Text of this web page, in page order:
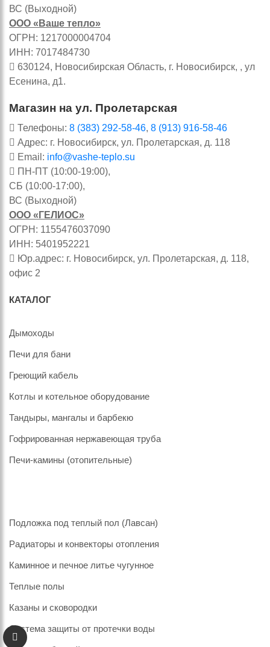
ВС (Выходной)
ООО «Ваше тепло»
ОГРН: 1217000004704
ИНН: 7017484730
630124, Новосибирская Область, г. Новосибирск, , ул
Есенина, д1.
Магазин на ул. Пролетарская
Телефоны: 8 (383) 292-58-46, 8 (913) 916-58-46
Адрес: г. Новосибирск, ул. Пролетарская, д. 118
Email: info@vashe-teplo.su
ПН-ПТ (10:00-19:00),
СБ (10:00-17:00),
ВС (Выходной)
ООО «ГЕЛИОС»
ОГРН: 1155476037090
ИНН: 5401952221
Юр.адрес: г. Новосибирск, ул. Пролетарская, д. 118,
офис 2
КАТАЛОГ
Дымоходы
Печи для бани
Греющий кабель
Котлы и котельное оборудование
Тандыры, мангалы и барбекю
Гофрированная нержавеющая труба
Печи-камины (отопительные)
Подложка под теплый пол (Лавсан)
Радиаторы и конвекторы отопления
Каминное и печное литье чугунное
Теплые полы
Казаны и сковородки
Система защиты от протечки воды